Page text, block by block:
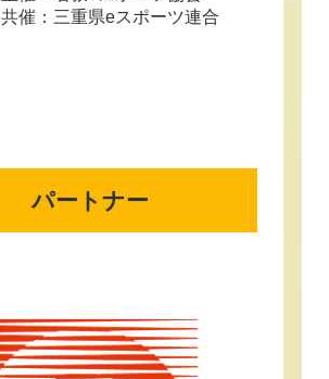
共催：三重県eスポーツ連合
パートナー